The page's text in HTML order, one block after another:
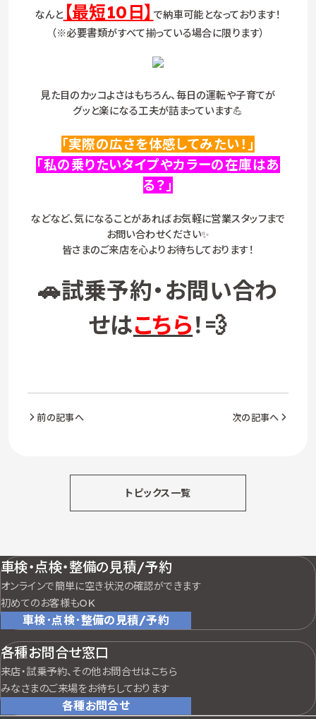
なんと【最短10日】 で納車可能となっております！
（※必要書類がすべて揃っている場合に限ります）
見た目のカッコよさはもちろん、毎日の運転や子育てが
グッと楽になる工夫が詰まっています💪
「実際の広さを体感してみたい！」
「私の乗りたいタイプやカラーの在庫はあ
る？」
などなど、気になることがあればお気軽に営業スタッフまで
お問い合わせください✨
皆さまのご来店を心よりお待ちしております！
🚗試乗予約・お問い合わ
せはこちら！💨
前の記事へ 次の記事へ
トピックス一覧
車検・点検・整備の見積/予約
オンラインで簡単に空き状況の確認ができます
初めてのお客様もOK
車検･点検･整備の見積/予約
各種お問合せ窓口
来店・試乗予約、その他お問合せはこちら
みなさまのご来場をお待ちしております
各種お問合せ